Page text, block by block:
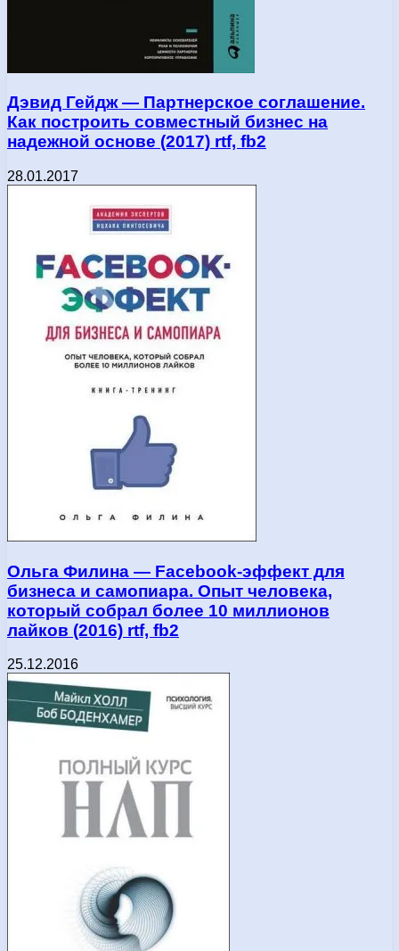
Дэвид Гейдж — Партнерское соглашение.
Как построить совместный бизнес на
надежной основе (2017) rtf, fb2
28.01.2017
Ольга Филина — Facebook-эффект для
бизнеса и самопиара. Опыт человека,
который собрал более 10 миллионов
лайков (2016) rtf, fb2
25.12.2016